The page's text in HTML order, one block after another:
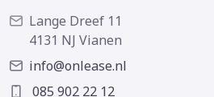
Lange Dreef 11
4131 NJ Vianen
info@onlease.nl
085 902 22 12